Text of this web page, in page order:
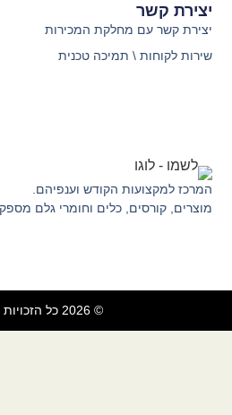
המרכז למקצועות הקודש וענפיהם.
מוצרים, קורסים, כלים וחומרי גלם
יצירת קשר
יצירת קשר עם מחלקת המכירות
שירות לקוחות \ תמיכה טכנית
© 2026 כל הזכויות שמורות